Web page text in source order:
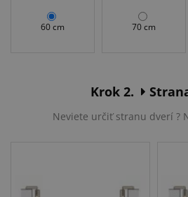
60 cm 70 cm
Krok 2.
Neviete určiť stranu dverí ?